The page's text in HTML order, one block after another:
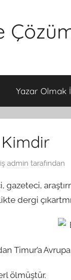
Yazar Olmak
admin tarafından
dergi
Timur’a Avrupa
ölmüştür.